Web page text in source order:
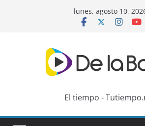
lunes, agosto 10,
El tiempo -